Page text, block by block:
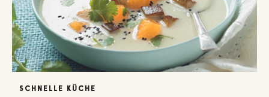
SCHNELLE KÜCHE